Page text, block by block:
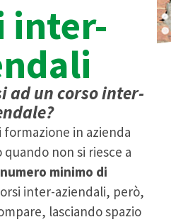
inter-
ad un corso inter-
formazione in azienda
non si riesce a
numero minimo di
inter-aziendali, però,
lasciando spazio